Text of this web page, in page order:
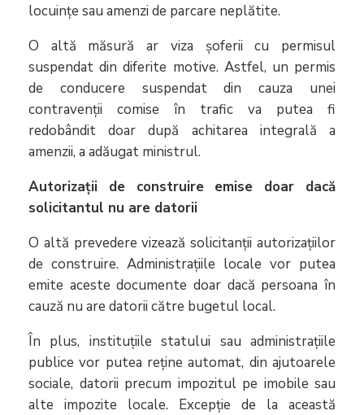
locuințe sau amenzi de parcare neplătite.
O altă măsură ar viza șoferii cu permisul
suspendat din diferite motive. Astfel, un permis
de conducere suspendat din cauza unei
contravenții comise în trafic va putea fi
redobândit doar după achitarea integrală a
amenzii, a adăugat ministrul.
Autorizații de construire emise doar dacă
solicitantul nu are datorii
O altă prevedere vizează solicitanții autorizațiilor
de construire. Administrațiile locale vor putea
emite aceste documente doar dacă persoana în
cauză nu are datorii către bugetul local.
În plus, instituțiile statului sau administrațiile
publice vor putea reține automat, din ajutoarele
sociale, datorii precum impozitul pe imobile sau
alte impozite locale. Excepție de la această